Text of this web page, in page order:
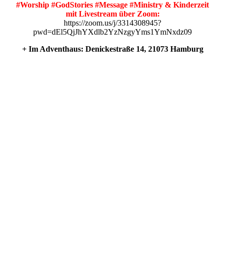
#Worship #GodStories #Message #Ministry & Kinderzeit
mit Livestream über Zoom:
https://zoom.us/j/3314308945?
pwd=dEl5QjJhYXdlb2YzNzgyYms1YmNxdz09
+ Im Adventhaus: Denickestraße 14, 21073 Hamburg